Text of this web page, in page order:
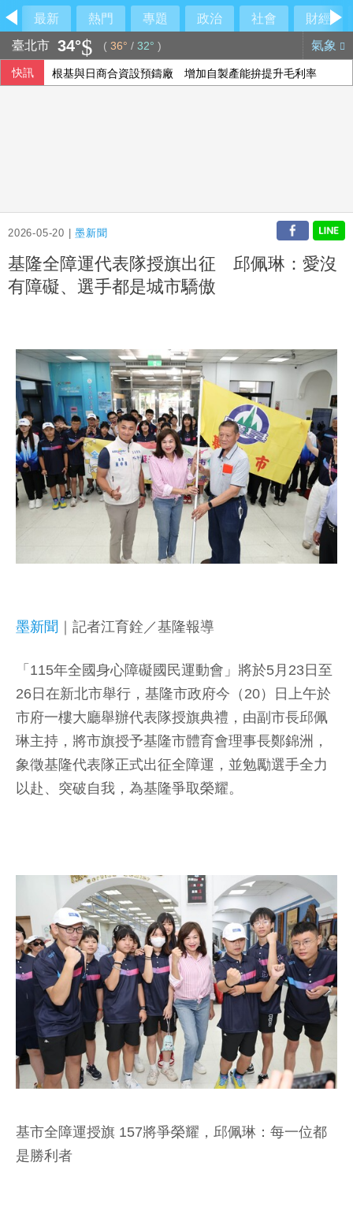
最新 熱門 專題 政治 社會
財經
臺北市 34° ( 36° / 32° ) 氣象
快訊 根基與日商合資設預鑄廠 增加自製產能拚提升毛利率
2026-05-20 |墨新聞
基隆全障運代表隊授旗出征 邱佩琳：愛沒
有障礙、選手都是城市驕傲
墨新聞 ｜記者江育銓／基隆報導
「115年全國身心障礙國民運動會」將於5月23日至
26日在新北市舉行，基隆市政府今（20）日上午於
市府一樓大廳舉辦代表隊授旗典禮，由副市長邱佩
琳主持，將市旗授予基隆市體育會理事長鄭錦洲，
象徵基隆代表隊正式出征全障運，並勉勵選手全力
以赴、突破自我，為基隆爭取榮耀。
基市全障運授旗 157將爭榮耀，邱佩琳：每一位都
是勝利者